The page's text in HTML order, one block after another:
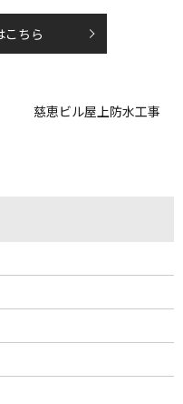
こちら
慈恵ビル屋上防水工事